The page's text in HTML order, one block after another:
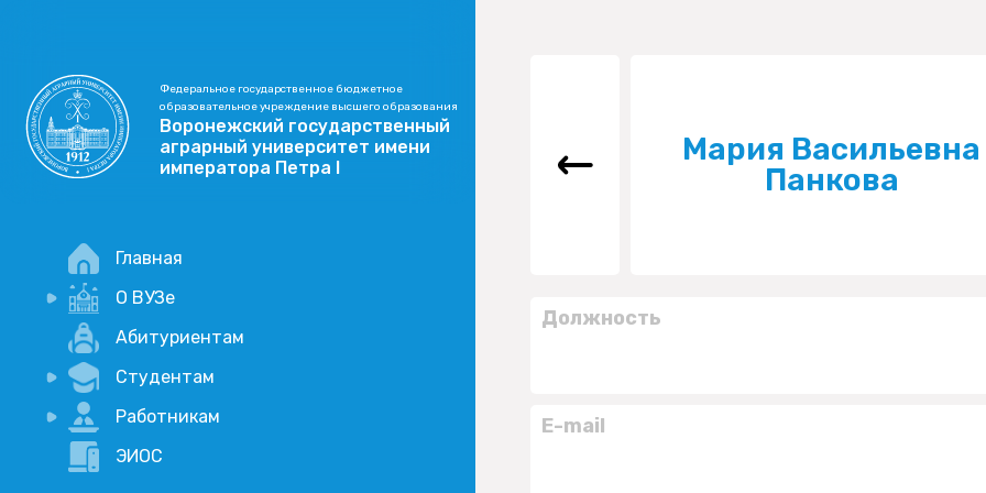
Федеральное государственное бюджетное
образовательное учреждение высшего образования
Воронежский государственный
аграрный университет имени
императора Петра I
Главная
О ВУЗе
Новости
Учебный процесс
Научная деятельность
Абитуриентам
Студентам
Портал дистанционого обучения
Академические отпуска
Работникам
Внимание, опрос!
ЭИОС
Мария Васильевна
Панкова
Должность
E-mail